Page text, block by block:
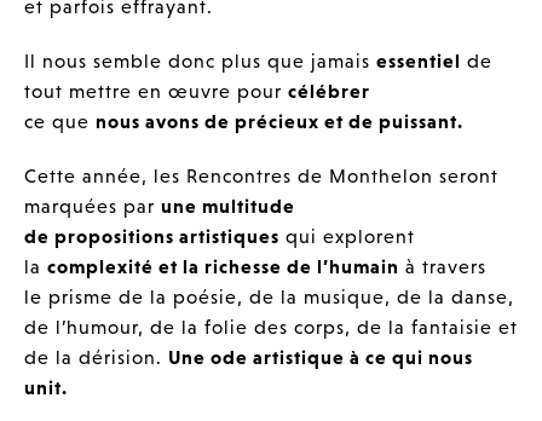
et parfois effrayant.
Il nous semble donc plus que jamais essentiel de
tout mettre en œuvre pour célébrer
ce que nous avons de précieux et de puissant.
Cette année, les Rencontres de Monthelon seront
marquées par une multitude
de propositions artistiques qui explorent
la complexité et la richesse de l’humain à travers
le prisme de la poésie, de la musique, de la danse,
de l’humour, de la folie des corps, de la fantaisie et
de la dérision. Une ode artistique à ce qui nous
unit.